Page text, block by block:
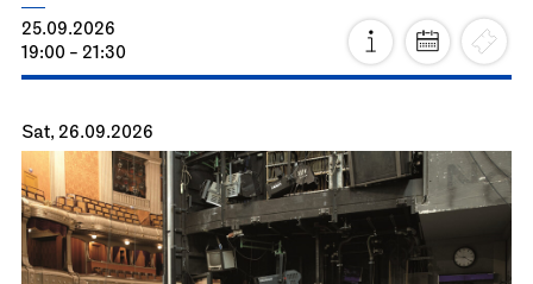
25.09.2026
19:00 - 21:30
Sat, 26.09.2026